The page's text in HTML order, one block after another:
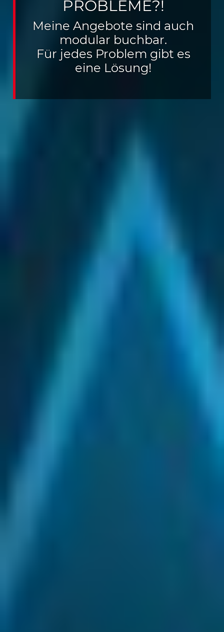
HEADER
PROBLEME?!
Meine Angebote sind auch
modular buchbar.
Für jedes Problem gibt es
eine Lösung!